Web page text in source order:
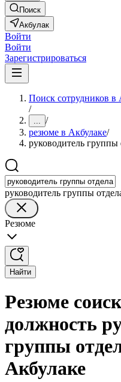
Поиск
Акбулак
Войти
Войти
Зарегистрироваться
Поиск сотрудников в
/
... /
резюме в Акбулаке/
руководитель группы
руководитель группы
Резюме
Найти
Резюме
должность
группы
Акбулаке